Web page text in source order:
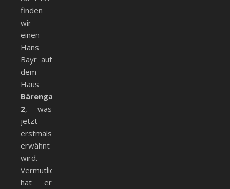
finden
wir
einen
Hans
Bayr auf
dem
Haus
Bärengasse
2, was
jetzt
erstmals
erwähnt
wird.
Vermutlich
hat er